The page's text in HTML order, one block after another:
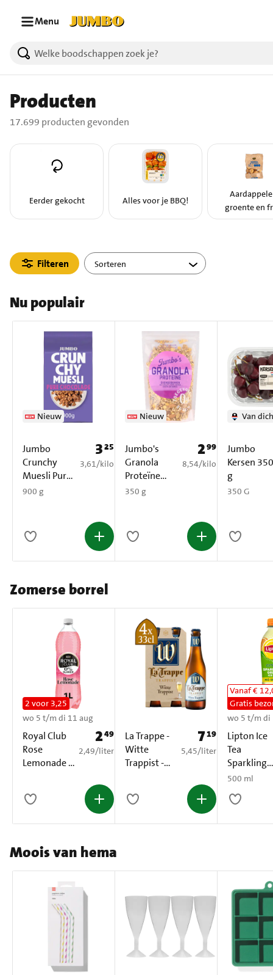
Menu
17699 producten gevonden.
Producten
17.699 producten gevonden
Eerder gekocht Alles voor je BBQ!
groente en
Filteren
Nu populair
Jumbo
Crunchy
Muesli Pure
Chocolade
900 g
Nieuw
Prijs: € 3,25
325
€ 3,61 per kilo
3,61/kilo
Jumbo's
Granola
Proteïne
350 g
350 g
Nieuw
Prijs: € 2,99
299
€ 8,54 per kilo
8,54/kilo
Jumbo
Kersen 350
g
350 G
Van
Zomerse borrel
Royal Club
Rose
Lemonade 0
2 voor 3,25
wo 5 t/m di 11 aug
Prijs: € 2,49
249
€ 2,49 per liter
2,49/liter
La Trappe -
Witte
Trappist -
Prijs: € 7,19
719
€ 5,45 per liter
5,45/liter
Lipton Ice
Tea
Sparkling
Green
500 ml
500 ml
Vanaf €
Gratis
wo 5 t/m di
Moois van hema